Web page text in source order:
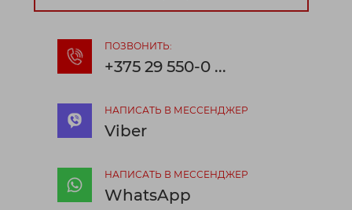
ПОЗВОНИТЬ:
+375 29 550-0 ...
НАПИСАТЬ В МЕССЕНДЖЕР
Viber
НАПИСАТЬ В МЕССЕНДЖЕР
WhatsApp